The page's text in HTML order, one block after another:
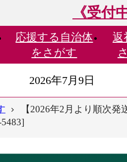
《受付
応援する 自治体
をさがす
返
2026年7月9日
【2026年2月より順次